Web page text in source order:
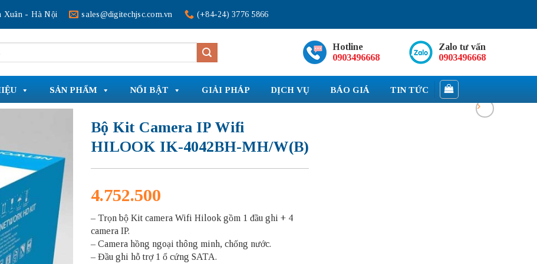
Xuân - Hà Nội sales@digitechjsc.com.vn (+84-24) 3776 5866
Hotline
0903496668
Zalo tư vấn
0903496668
SẢN PHẨM NỔI BẬT GIẢI PHÁP DỊCH VỤ BÁO GIÁ TIN TỨC
Bộ Kit Camera IP Wifi
HILOOK IK-4042BH-MH/W(B)
4.752.500
– Trọn bộ Kit camera Wifi Hilook gồm 1 đầu ghi + 4
camera IP.
– Camera hồng ngoại thông minh, chống nước.
– Đầu ghi hỗ trợ 1 ổ cứng SATA.